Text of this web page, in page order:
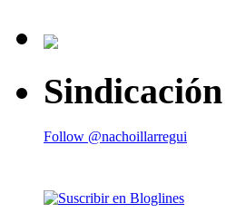
Sindicación
Follow @nachoillarregui